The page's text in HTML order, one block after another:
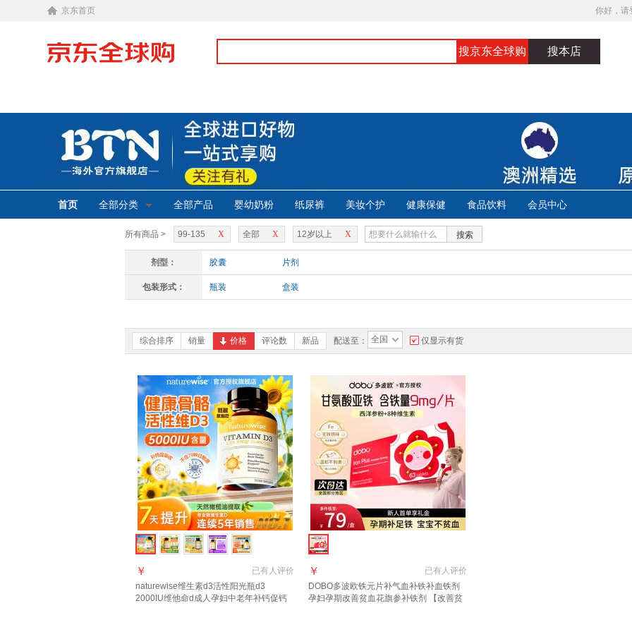
京东首页 你好，请
搜京东全球购 搜本店
首页 全部分类 全部产品 婴幼奶粉 纸尿裤 美妆个护 健康保健 食品饮料 会员中心
所有商品 > X
99-135 X
全部 X
12岁以上 搜索
剂型： 胶囊 片剂
包装形式： 瓶装 盒装
综合排序 销量 价格 评论数 新品 配送至： 全国 仅显示有货
已有人评价
￥
naturewise维生素d3活性阳光瓶d3
2000IU维他命d成人孕妇中老年补钙促钙
已有人评价
￥
DOBO多波欧铁元片补气血补铁补血铁剂
孕妇孕期改善贫血花旗参补铁剂 【改善贫